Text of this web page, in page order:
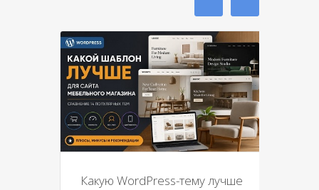
Какую WordPress-тему лучше